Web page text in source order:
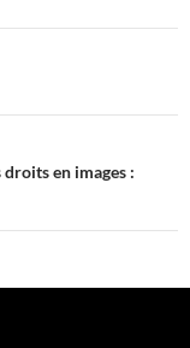
droits en images :